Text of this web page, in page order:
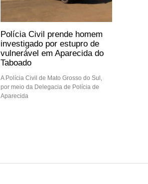
Polícia Civil prende homem
investigado por estupro de
vulnerável em Aparecida do
Taboado
A Polícia Civil de Mato Grosso do Sul,
por meio da Delegacia de Polícia de
Aparecida